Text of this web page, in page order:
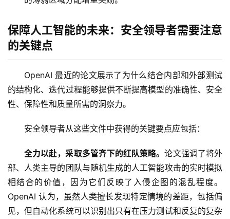
保障人工智能的未来：安全领导者需要注意
的关键点
OpenAI 最近的论文展示了为什么结合内部和外部测试
的结构化、迭代过程能够提供不断提高模型的准确性、安全
性、保障性和质量所需的洞察力。
安全领导者从这些文件中获得的关键要点应包括：
全力以赴，采取多管齐下的红队策略。论文强调了将外
部、人类主导的团队与随机生成的人工智能攻击的实时模拟
相结合的价值，因为它们反映了入侵企图的混乱程度。
OpenAI 认为，虽然人类擅长发现特定情境的差距，包括偏
见，但自动化系统可以识别出只有在压力测试和反复的复杂